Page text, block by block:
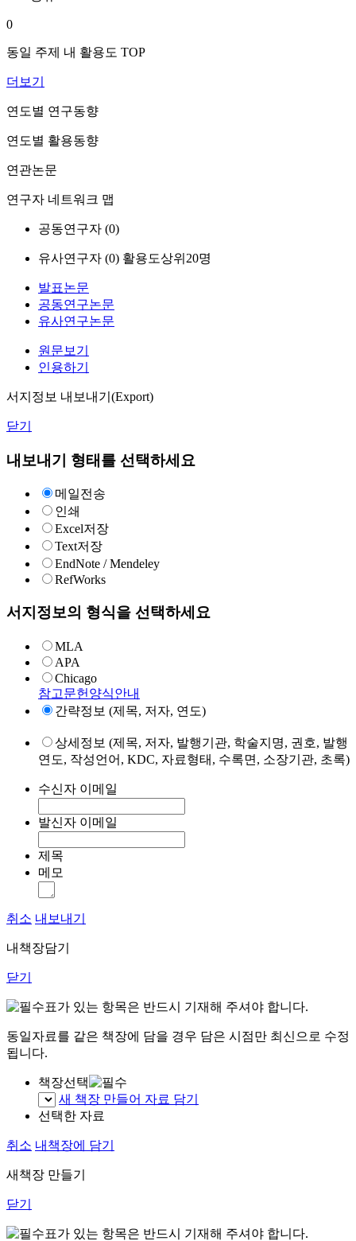
0
동일 주제 내 활용도 TOP
더보기
연도별 연구동향
연도별 활용동향
연관논문
연구자 네트워크 맵
공동연구자 (0)
유사연구자 (0) 활용도상위20명
발표논문
공동연구논문
유사연구논문
원문보기
인용하기
서지정보 내보내기(Export)
닫기
내보내기 형태를 선택하세요
메일전송
인쇄
Excel저장
Text저장
EndNote / Mendeley
RefWorks
서지정보의 형식을 선택하세요
MLA
APA
Chicago
참고문헌양식안내
간략정보 (제목, 저자, 연도)
상세정보 (제목, 저자, 발행기관, 학술지명, 권호, 발행
연도, 작성언어, KDC, 자료형태, 수록면, 소장기관, 초록)
수신자 이메일
발신자 이메일
제목
메모
취소 내보내기
내책장담기
닫기
표가 있는 항목은 반드시 기재해 주셔야 합니다.
동일자료를 같은 책장에 담을 경우 담은 시점만 최신으로 수정
됩니다.
책장선택
새 책장 만들어 자료 담기
선택한 자료
취소 내책장에 담기
새책장 만들기
닫기
표가 있는 항목은 반드시 기재해 주셔야 합니다.